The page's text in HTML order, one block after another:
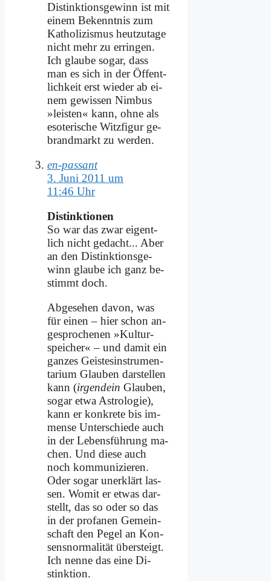
Di­stink­ti­ons­ge­winn ist mit
ei­nem Be­kennt­nis zum
Ka­tho­li­zis­mus heut­zu­ta­ge
nicht mehr zu er­rin­gen.
Ich glau­be so­gar, dass
man es sich in der Öf­fent­
lich­keit erst wie­der ab ei­
nem ge­wis­sen Nim­bus
»lei­sten« kann, oh­ne als
eso­te­ri­sche Witz­fi­gur ge­
brand­markt zu wer­den.
en-passant
3. Juni 2011 um
11:46 Uhr
Di­stink­tio­nen
So war das zwar ei­gent­
lich nicht ge­dacht... Aber
an den Di­stink­ti­ons­ge­
winn glau­be ich ganz be­
stimmt doch.
Ab­ge­se­hen da­von, was
für ei­nen – hier schon an­
ge­spro­che­nen »Kul­tur­
spei­cher« – und da­mit ein
gan­zes Gei­stes­in­stru­men­
ta­ri­um Glau­ben dar­stel­len
kann (ir­gend­ein Glau­ben,
so­gar et­wa Astro­lo­gie),
kann er kon­kre­te bis im­
mense Un­ter­schie­de auch
in der Le­bens­füh­rung ma­
chen. Und die­se auch
noch kom­mu­ni­zie­ren.
Oder so­gar un­er­klärt las­
sen. Wo­mit er et­was dar­
stellt, das so oder so das
in der pro­fa­nen Ge­mein­
schaft den Pe­gel an Kon­
sens­nor­ma­li­tät über­steigt.
Ich nen­ne das ei­ne Di­
stink­ti­on.